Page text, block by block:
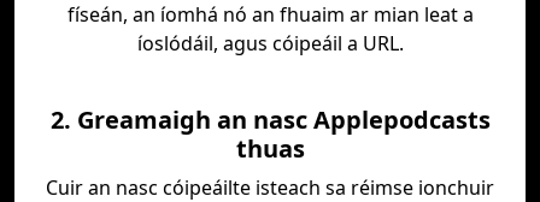
físeán, an íomhá nó an fhuaim ar mian leat a
íoslódáil, agus cóipeáil a URL.
2. Greamaigh an nasc Applepodcasts
thuas
Cuir an nasc cóipeáilte isteach sa réimse ionchuir